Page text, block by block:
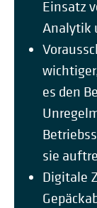
Einsatz
Analytik
es den
sie
Digitale